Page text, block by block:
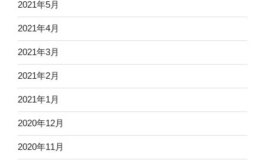
2021年5月
2021年4月
2021年3月
2021年2月
2021年1月
2020年12月
2020年11月